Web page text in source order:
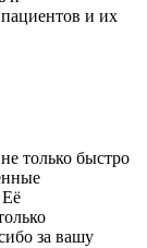
и их
только быстро
за вашу